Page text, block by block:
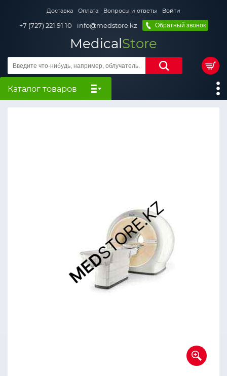
Доставка Оплата Вопросы и ответы Войти
+7 (727) 221 91 10 info@medstore.kz Обратный звонок
MedicalStore
Каталог товаров